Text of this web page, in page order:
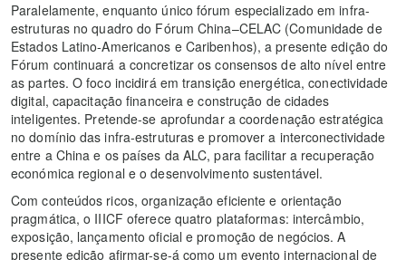
Paralelamente, enquanto único fórum especializado em infra-
estruturas no quadro do Fórum China–CELAC (Comunidade de
Estados Latino-Americanos e Caribenhos), a presente edição do
Fórum continuará a concretizar os consensos de alto nível entre
as partes. O foco incidirá em transição energética, conectividade
digital, capacitação financeira e construção de cidades
inteligentes. Pretende-se aprofundar a coordenação estratégica
no domínio das infra-estruturas e promover a interconectividade
entre a China e os países da ALC, para facilitar a recuperação
económica regional e o desenvolvimento sustentável.
Com conteúdos ricos, organização eficiente e orientação
pragmática, o IIICF oferece quatro plataformas: intercâmbio,
exposição, lançamento oficial e promoção de negócios. A
presente edição afirmar-se-á como um evento internacional de